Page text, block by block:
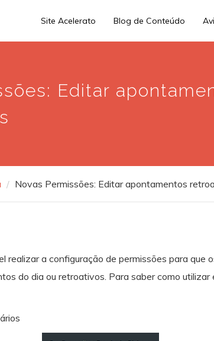
Site Acelerato Blog de Conteúdo
Editar
Novas Permissões: Editar apontamentos
realizar a configuração de permissões para que
do dia ou retroativos. Para saber como utilizar